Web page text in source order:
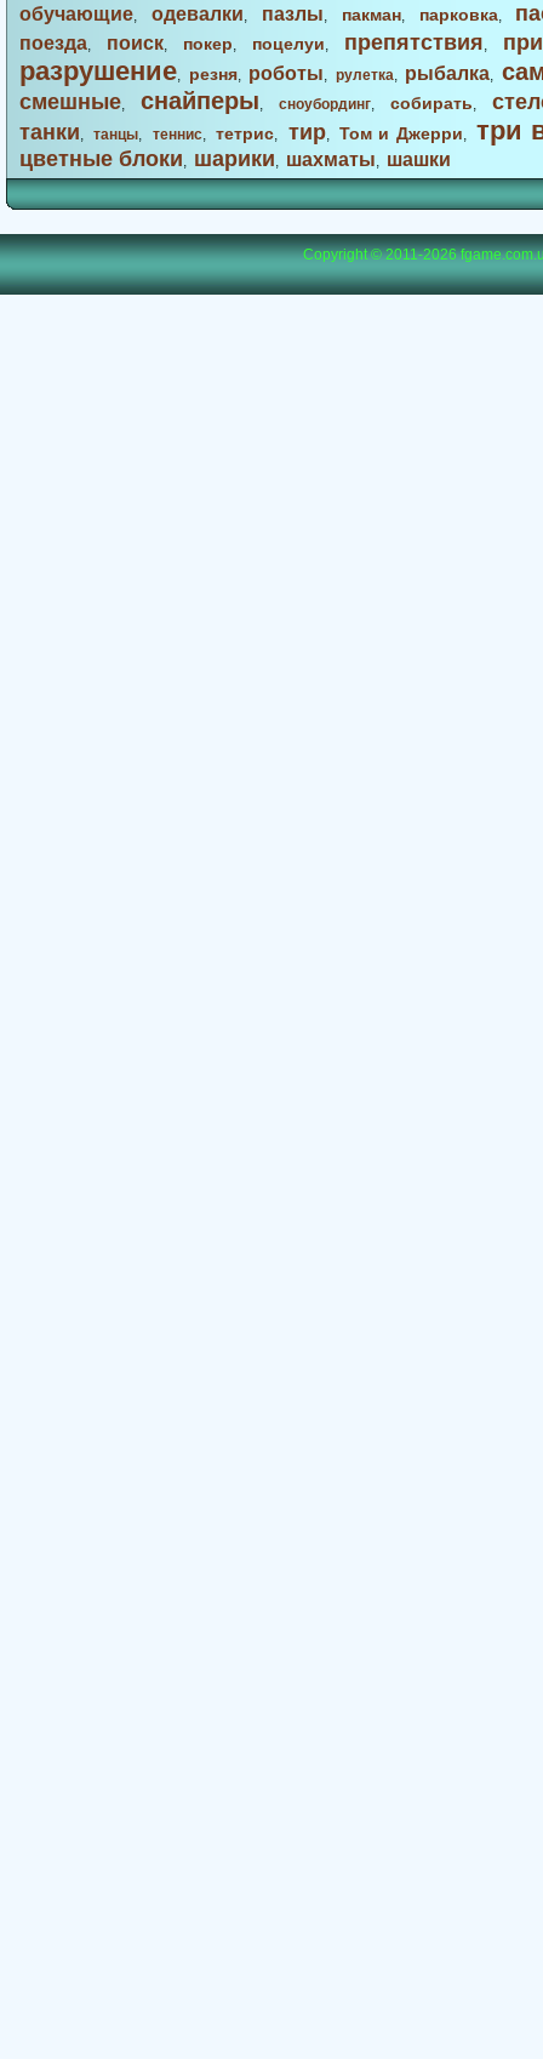
обучающие, одевалки, пазлы, пакман, парковка,
поезда, поиск, покер, поцелуи, препятствия,
разрушение, резня, роботы, рулетка, рыбалка,
смешные, снайперы, сноубординг, собирать,
танки,танцы, теннис,тетрис, тир,Том и Джерри, три
цветные блоки, шарики, шахматы, шашки
Copyright © 2011-2026